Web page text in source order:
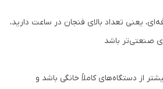
یعنی تعداد بالای فنجان در ساعت دارید،
صنعتی‌تر باشد
از دستگاه‌های کاملاً خانگی باشد و